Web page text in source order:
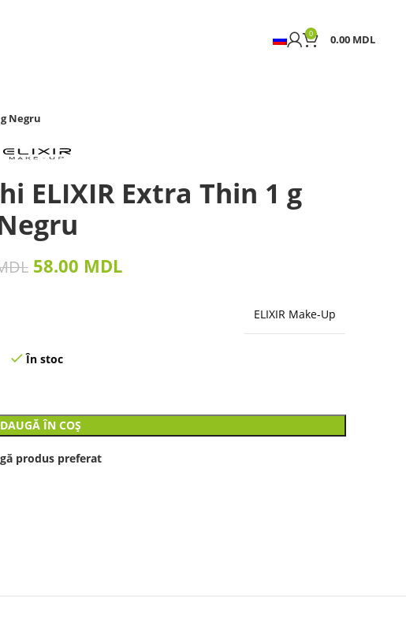
0 0.00 MDL
Negru
ELIXIR Extra Thin 1 g
58.00 MDL
ELIXIR Make-Up
În stoc
ÎN COȘ
produs preferat